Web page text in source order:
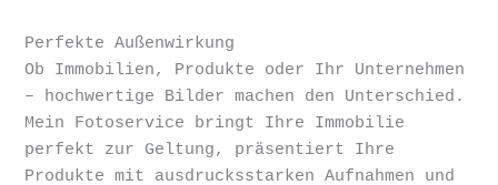
Perfekte Außenwirkung
Ob Immobilien, Produkte oder Ihr Unternehmen
– hochwertige Bilder machen den Unterschied.
Mein Fotoservice bringt Ihre Immobilie
perfekt zur Geltung, präsentiert Ihre
Produkte mit ausdrucksstarken Aufnahmen und